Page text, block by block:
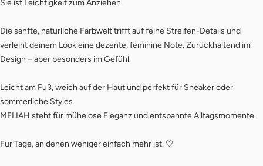
Sie ist Leichtigkeit zum Anziehen.
Die sanfte, natürliche Farbwelt trifft auf feine Streifen-Details und
verleiht deinem Look eine dezente, feminine Note. Zurückhaltend im
Design – aber besonders im Gefühl.
Leicht am Fuß, weich auf der Haut und perfekt für Sneaker oder
sommerliche Styles.
MELIAH steht für mühelose Eleganz und entspannte Alltagsmomente.
Für Tage, an denen weniger einfach mehr ist. 🤍